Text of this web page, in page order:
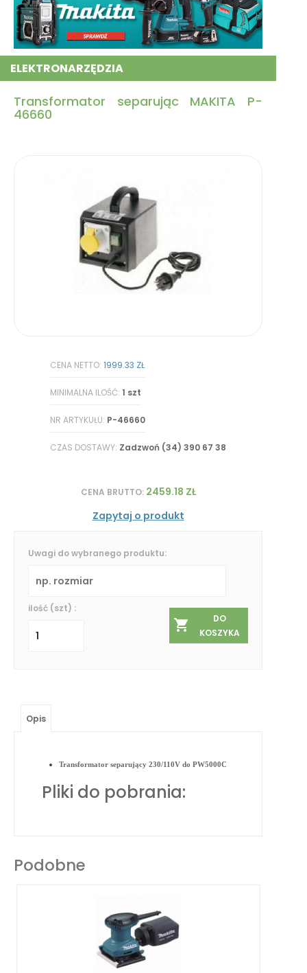
ELEKTRONARZĘDZIA
Transformator separując MAKITA P-
46660
CENA NETTO:1999.33 ZŁ
MINIMALNA ILOŚĆ:1 szt
NR ARTYKUŁU: P-46660
CZAS DOSTAWY: Zadzwoń (34) 390 67 38
CENA BRUTTO: 2459.18 ZŁ
Zapytaj o produkt
Uwagi do wybranego produktu:
ilość (szt) :
DO
KOSZYKA
Opis
Transformator separujący 230/110V do PW5000C
Pliki do pobrania:
Podobne